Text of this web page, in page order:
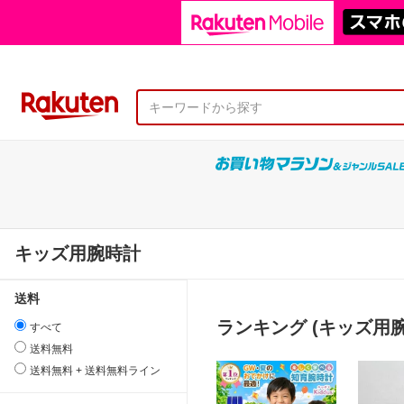
キッズ用腕時計
送料
すべて
送料無料
送料無料 + 送料無料ライン
ランキング (キッズ用